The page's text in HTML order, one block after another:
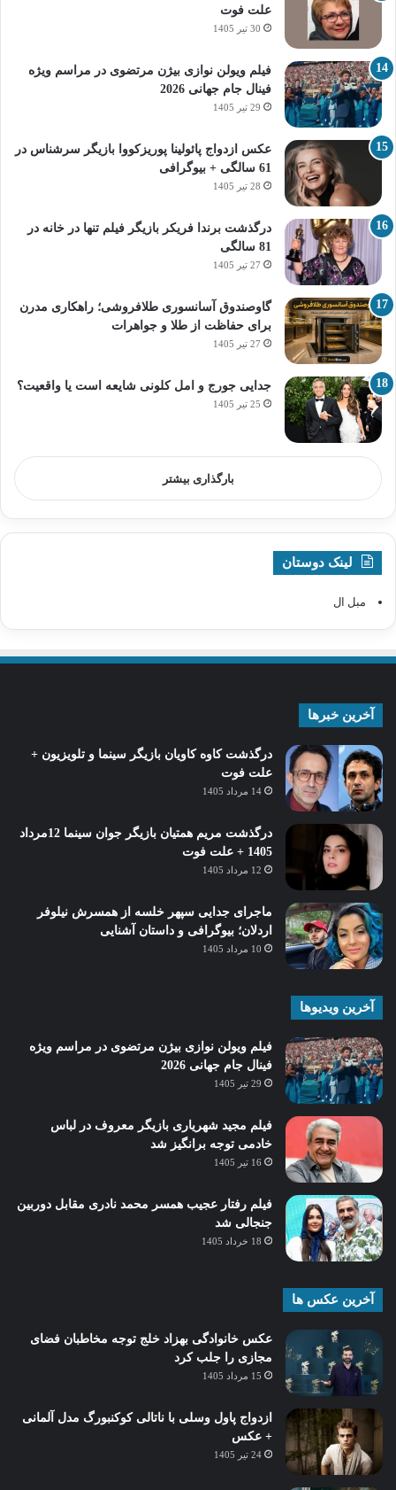
علت فوت
30 تیر 1405
فیلم ویولن نوازی بیژن مرتضوی در مراسم ویژه
فینال جام جهانی 2026
29 تیر 1405
عکس ازدواج پائولینا پوریزکووا بازیگر سرشناس در
61 سالگی + بیوگرافی
28 تیر 1405
درگذشت برندا فریکر بازیگر فیلم تنها در خانه در
81 سالگی
27 تیر 1405
گاوصندوق آسانسوری طلافروشی؛ راهکاری مدرن
برای حفاظت از طلا و جواهرات
27 تیر 1405
جدایی جورج و امل کلونی شایعه است یا واقعیت؟
25 تیر 1405
بارگذاری بیشتر
لینک دوستان
مبل ال
آخرین خبرها
درگذشت کاوه کاویان بازیگر سینما و تلویزیون +
علت فوت
14 مرداد 1405
درگذشت مریم همتیان بازیگر جوان سینما 12مرداد
1405 + علت فوت
12 مرداد 1405
ماجرای جدایی سپهر خلسه از همسرش نیلوفر
اردلان؛ بیوگرافی و داستان آشنایی
10 مرداد 1405
آخرین ویدیوها
فیلم ویولن نوازی بیژن مرتضوی در مراسم ویژه
فینال جام جهانی 2026
29 تیر 1405
فیلم مجید شهریاری بازیگر معروف در لباس
خادمی توجه برانگیز شد
16 تیر 1405
فیلم رفتار عجیب همسر محمد نادری مقابل دوربین
جنجالی شد
18 خرداد 1405
آخرین عکس ها
عکس خانوادگی بهزاد خلج توجه مخاطبان فضای
مجازی را جلب کرد
15 مرداد 1405
ازدواج پاول وسلی با ناتالی کوکنبورگ مدل آلمانی
+ عکس
24 تیر 1405